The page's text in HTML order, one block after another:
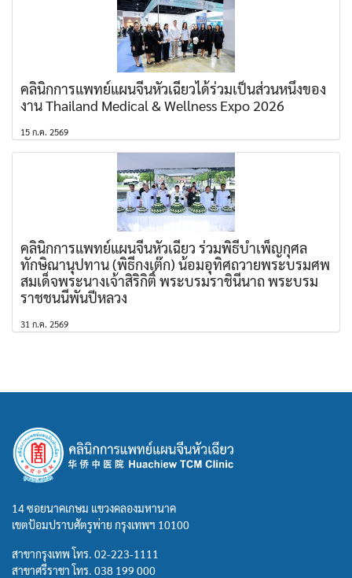
คลินิกการแพทย์แผนจีนหัวเฉียวได้ร่วมเป็นส่วนหนึ่งของ
งาน Thailand Medical & Wellness Expo 2026
15 ก.ค. 2569
คลินิกการแพทย์แผนจีนหัวเฉียว ร่วมพิธีบำเพ็ญกุศล
ทักษิณานุปทาน (พิธีกงเต๊ก) น้อมอุทิศถวายพระบรมศพ
สมเด็จพระนางเจ้าสิริกิติ์ พระบรมราชินีนาถ พระบรม
ราชชนนีพันปีหลวง
31 ก.ค. 2569
14 ซอยนาคเกษม แขวงคลองมหานาค
เขตป้อมปราบศัตรูพ่าย กรุงเทพฯ 10100
สาขากรุงเทพ โทร. 02-223-1111
สาขาศรีราชา โทร. 038 199 000